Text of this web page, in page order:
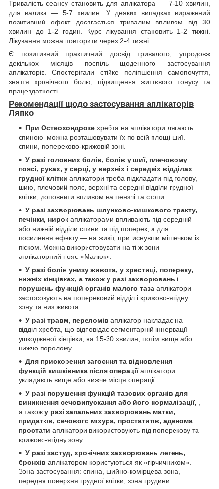
Тривалість сеансу становить для аплікатора — 7-10 хвилин,
для валика — 5-7 хвилин. У деяких випадках виражений
позитивний ефект досягається тривалим впливом від 30
хвилин до 1-2 годин. Курс лікування становить 1-2 тижні.
Лікування можна повторити через 2-4 тижні.
Є позитивний практичний досвід тривалого, упродовж
декількох місяців поспіль щоденного застосування
аплікаторів. Спостерігали стійке поліпшення самопочуття,
зняття хронічного болю, підвищення життєвого тонусу та
працездатності.
Рекомендації щодо застосування аплікаторів
Ляпко
При Остеохондрозе хребта на аплікатори лягають
спиною, можна розташовувати їх по всій площі шиї,
спини, попереково-крижовій зоні.
У разі головних болів, болів у шиї, плечовому
поясі, руках, у серці, у верхніх і середніх відділах
грудної клітки аплікатори треба підкладати під голову,
шию, плечовий пояс, верхні та середні відділи грудної
клітки, доповнити впливом на пензлі та стопи.
У разі захворювань шлунково-кишкового тракту,
печінки, нирок аплікаторами впливають під середній
або нижній відділи спини та під поперек, а для
посилення ефекту — на живіт, притиснувши мішечком із
піском. Можна використовувати на ті ж зони
аплікаторний пояс «Малюк».
У разі болів унизу живота, у хрестиці, попереку,
нижніх кінцівках, а також у разі захворювань і
порушень функцій органів малого таза аплікатори
застосовують на поперековий відділ і крижово-ягідну
зону та низ живота.
У разі травм, переломів аплікатор накладає на
відділ хребта, що відповідає сегментарній іннервації
ушкодженої кінцівки, на 15-30 хвилин, потім вище або
нижче перелому.
Для прискорення загоєння та відновлення
функцій кишківника після операціїаплікатори
укладають вище або нижче місця операції.
У разі порушення функцій тазових органів для
виникнення сечовипускання або його нормалізації,
а також у разі запальних захворювань матки,
придатків, сечового міхура, простатитів, аденома
простати аплікатори використовують під поперекову та
крижово-ягідну зону.
У разі застуд, хронічних захворювань легень,
бронхів аплікатором користуються як «гірчичником».
Зона застосування: спина, шийно-комірцева зона,
передня поверхня грудної клітки, зона грудини.